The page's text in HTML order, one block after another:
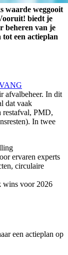
waarde weggooit
biedt je
beheren van je
tot een actieplan
afvalbeheer. In dit
dat vaak
restafval, PMD,
In twee
ervaren experts
circulaire
wins voor 2026
een actieplan op